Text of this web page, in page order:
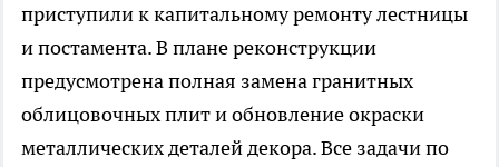
приступили к капитальному ремонту лестницы
и постамента. В плане реконструкции
предусмотрена полная замена гранитных
облицовочных плит и обновление окраски
металлических деталей декора. Все задачи по